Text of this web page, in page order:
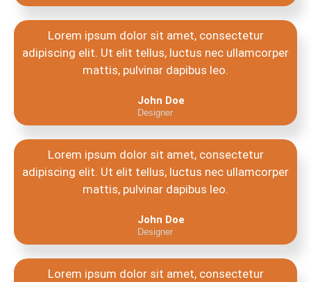
Lorem ipsum dolor sit amet, consectetur
adipiscing elit. Ut elit tellus, luctus nec ullamcorper
mattis, pulvinar dapibus leo.
John Doe
Designer
Lorem ipsum dolor sit amet, consectetur
adipiscing elit. Ut elit tellus, luctus nec ullamcorper
mattis, pulvinar dapibus leo.
John Doe
Designer
Lorem ipsum dolor sit amet, consectetur